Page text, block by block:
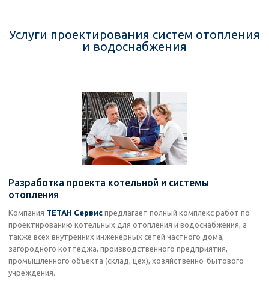
Услуги проектирования систем отопления
и водоснабжения
Разработка проекта котельной и системы
отопления
Компания ТЕТАН Сервис предлагает полный комплекс работ по
проектированию котельных для отопления и водоснабжения, а
также всех внутренних инженерных сетей частного дома,
загородного коттеджа, производственного предприятия,
промышленного объекта (склад, цех), хозяйственно-бытового
учреждения.